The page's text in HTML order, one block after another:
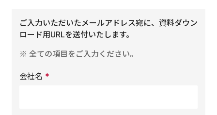
ご入力いただいたメールアドレス宛に、資料ダウン
ロード用URLを送付いたします。
※ 全ての項目をご入力ください。
会社名 *